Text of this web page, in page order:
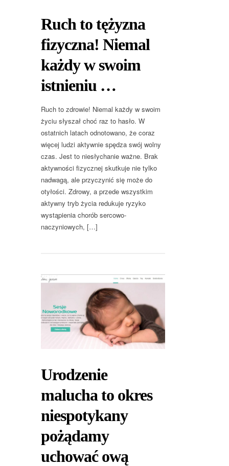
Ruch to tężyzna
fizyczna! Niemal
każdy w swoim
istnieniu …
Ruch to zdrowie! Niemal każdy w swoim
życiu słyszał choć raz to hasło. W
ostatnich latach odnotowano, że coraz
więcej ludzi aktywnie spędza swój wolny
czas. Jest to niesłychanie ważne. Brak
aktywności fizycznej skutkuje nie tylko
nadwagą, ale przyczynić się może do
otyłości. Zdrowy, a przede wszystkim
aktywny tryb życia redukuje ryzyko
wystąpienia chorób sercowo-
naczyniowych, […]
Urodzenie
malucha to okres
niespotykany
pożądamy
uchować ową